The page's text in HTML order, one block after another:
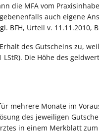
die MFA vom
auch eigene
BFH, Urteil v. 11.11.2010,
des Gutscheins zu,
LStR). Die Höhe des
mehrere Monate im
des jeweiligen
in einem Merkblatt